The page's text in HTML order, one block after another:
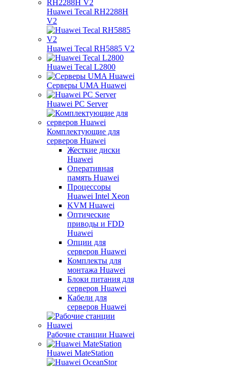
Huawei Tecal RH2288H
V2
Huawei Tecal RH5885 V2
Huawei Tecal L2800
Серверы UMA Huawei
Huawei PC Server
Комплектующие для
серверов Huawei
Жесткие диски
Huawei
Оперативная
память Huawei
Процессоры
Huawei Intel Xeon
KVM Huawei
Оптические
приводы и FDD
Huawei
Опции для
серверов Huawei
Комплекты для
монтажа Huawei
Блоки питания для
серверов Huawei
Кабели для
серверов Huawei
Рабочие станции Huawei
Huawei MateStation